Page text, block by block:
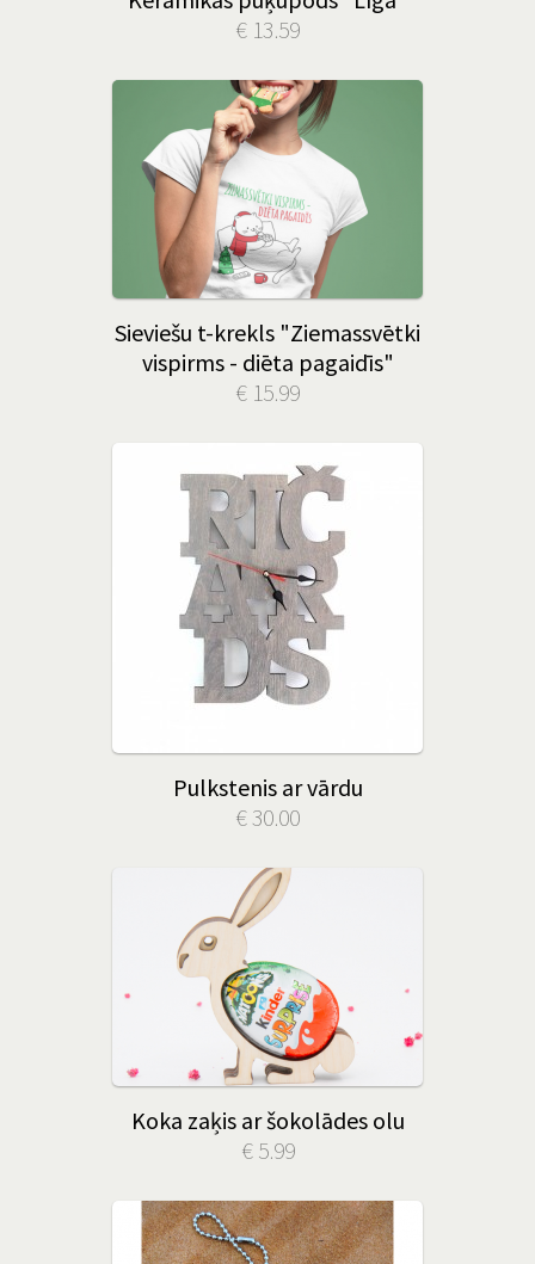
€ 13.59
Sieviešu t-krekls "Ziemassvētki
vispirms - diēta pagaidīs"
€ 15.99
Pulkstenis ar vārdu
€ 30.00
Koka zaķis ar šokolādes olu
€ 5.99